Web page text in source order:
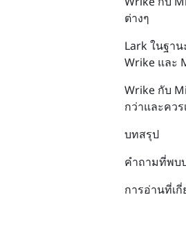
ต่างๆ
Lark ในฐา
Wrike และ
Wrike กับ
กว่าและควร
บทสรุป
คำถามที่พบ
การอ่านที่เกี่